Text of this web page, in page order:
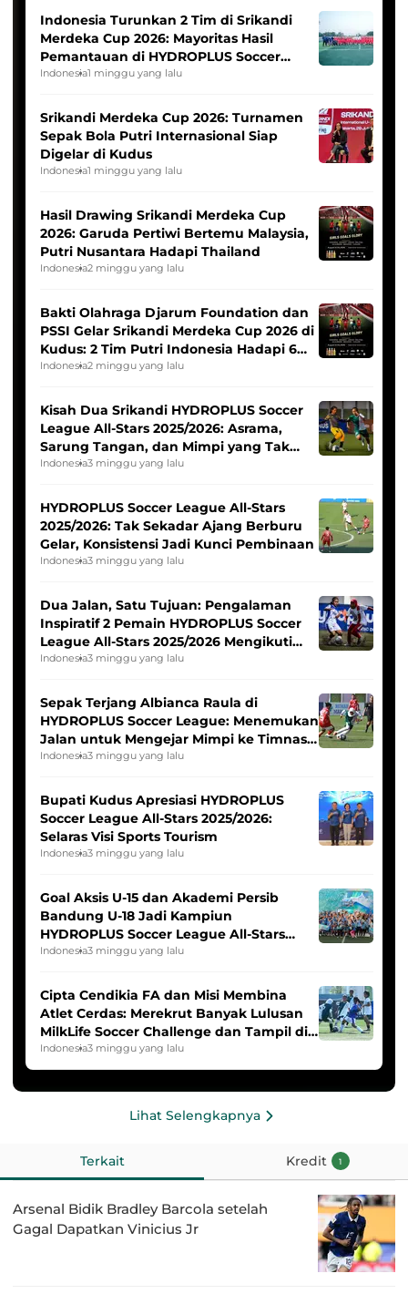
Indonesia Turunkan 2 Tim di Srikandi
Merdeka Cup 2026: Mayoritas Hasil
Pemantauan di HYDROPLUS Soccer
League
Indonesia1 minggu yang lalu
Srikandi Merdeka Cup 2026: Turnamen
Sepak Bola Putri Internasional Siap
Digelar di Kudus
Indonesia1 minggu yang lalu
Hasil Drawing Srikandi Merdeka Cup
2026: Garuda Pertiwi Bertemu Malaysia,
Putri Nusantara Hadapi Thailand
Indonesia2 minggu yang lalu
Bakti Olahraga Djarum Foundation dan
PSSI Gelar Srikandi Merdeka Cup 2026 di
Kudus: 2 Tim Putri Indonesia Hadapi 6
Tim Asia
Indonesia2 minggu yang lalu
Kisah Dua Srikandi HYDROPLUS Soccer
League All-Stars 2025/2026: Asrama,
Sarung Tangan, dan Mimpi yang Tak
Pernah Padam
Indonesia3 minggu yang lalu
HYDROPLUS Soccer League All-Stars
2025/2026: Tak Sekadar Ajang Berburu
Gelar, Konsistensi Jadi Kunci Pembinaan
Indonesia3 minggu yang lalu
Dua Jalan, Satu Tujuan: Pengalaman
Inspiratif 2 Pemain HYDROPLUS Soccer
League All-Stars 2025/2026 Mengikuti
Seleksi Timnas Indonesia Putri
Indonesia3 minggu yang lalu
Sepak Terjang Albianca Raula di
HYDROPLUS Soccer League: Menemukan
Jalan untuk Mengejar Mimpi ke Timnas
Indonesia Putri
Indonesia3 minggu yang lalu
Bupati Kudus Apresiasi HYDROPLUS
Soccer League All-Stars 2025/2026:
Selaras Visi Sports Tourism
Indonesia3 minggu yang lalu
Goal Aksis U-15 dan Akademi Persib
Bandung U-18 Jadi Kampiun
HYDROPLUS Soccer League All-Stars
2025/2026
Indonesia3 minggu yang lalu
Cipta Cendikia FA dan Misi Membina
Atlet Cerdas: Merekrut Banyak Lulusan
MilkLife Soccer Challenge dan Tampil di
HYDROPLUS Soccer League
Indonesia3 minggu yang lalu
Lihat Selengkapnya
Terkait Kredit 1
Arsenal Bidik Bradley Barcola setelah
Gagal Dapatkan Vinicius Jr